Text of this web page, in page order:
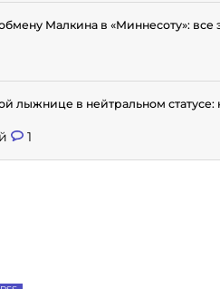
Малкина в «Миннесоту»: все
лыжнице в нейтральном статусе:
1